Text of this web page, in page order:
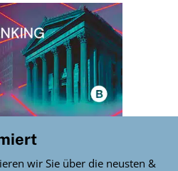
wir Sie über die neusten &